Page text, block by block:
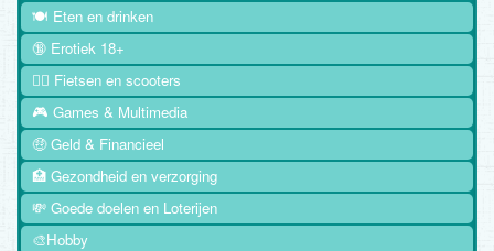
🍽️ Eten en drinken
🔞 Erotiek 18+
🚴‍♂️ Fietsen en scooters
🎮 Games & Multimedia
🤑 Geld & Financieel
🏥 Gezondheid en verzorging
💸 Goede doelen en Loterijen
🎨Hobby